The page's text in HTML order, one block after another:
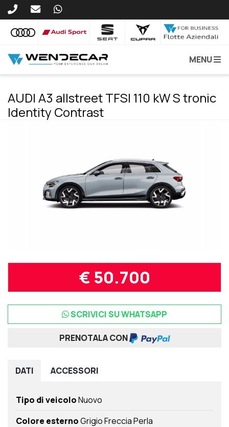
MENU
AUDI A3 allstreet TFSI 110 kW S tronic
Identity Contrast
€ 50.700
SCRIVICI SU WHATSAPP
PRENOTALA CON
DATI ACCESSORI
Tipo di veicoloNuovo
Colore esternoGrigio Freccia Perla